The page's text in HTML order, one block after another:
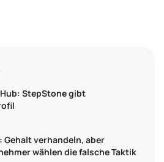
StepStone gibt
Gehalt verhandeln, aber
wählen die falsche Taktik